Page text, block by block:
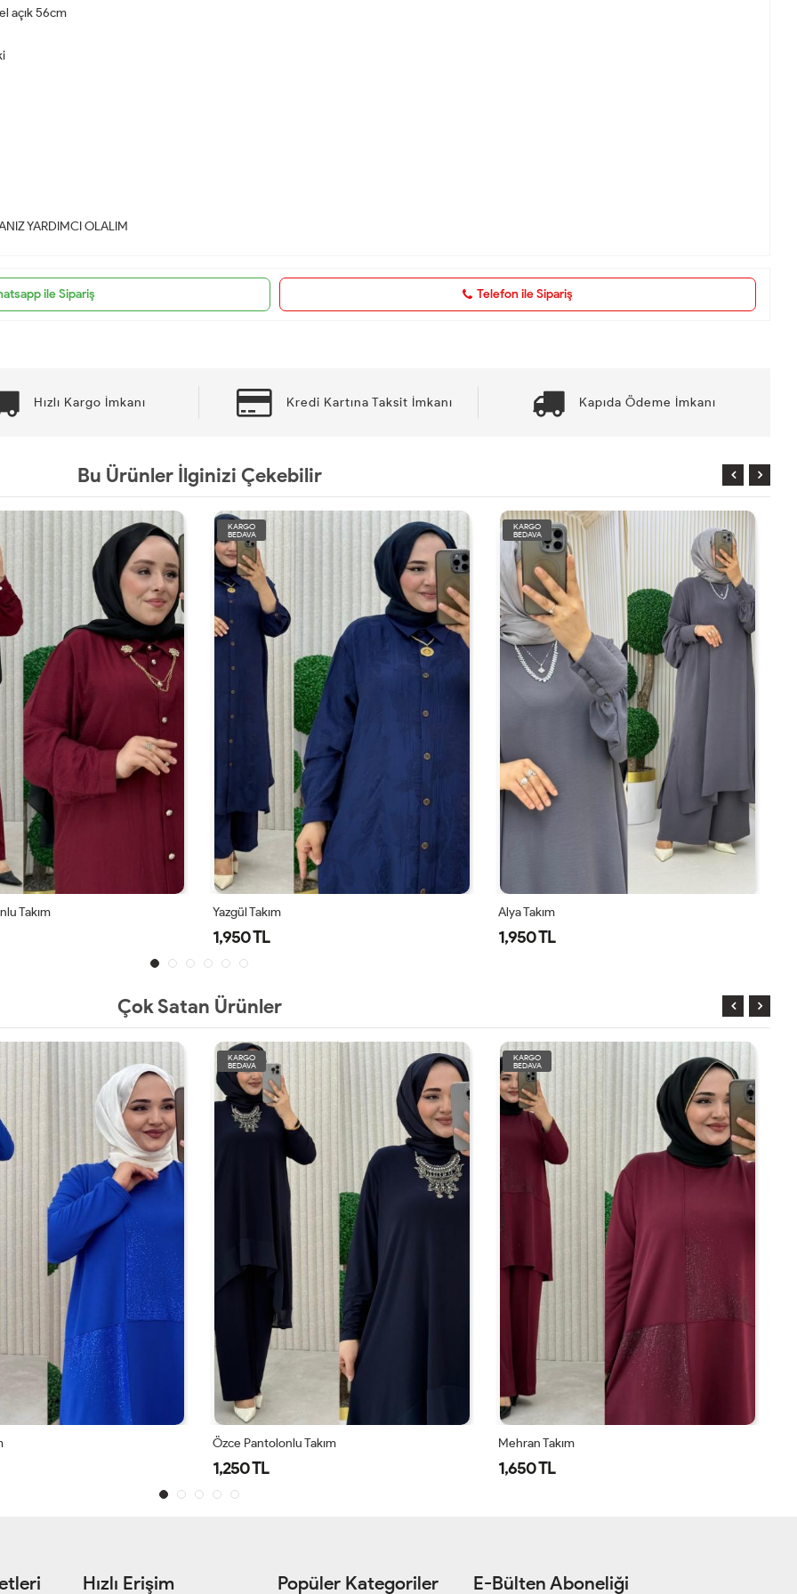
açık 56cm
YARDIMCI OLALIM
ile Sipariş Telefon ile Sipariş
Hızlı Kargo İmkanı Kredi Kartına Taksit İmkanı Kapıda Ödeme İmkanı
Bu Ürünler İlginizi Çekebilir
BEDAVA
Yazgül Takım
1,950 TL
Alya Takım
1,950 TL
Çok Satan Ürünler
KARGO
BEDAVA
Özce Pantolonlu Takım
1,250 TL
KARGO
BEDAVA
Mehran Takım
1,650 TL
Hızlı Erişim Popüler Kategoriler E-Bülten Aboneliği